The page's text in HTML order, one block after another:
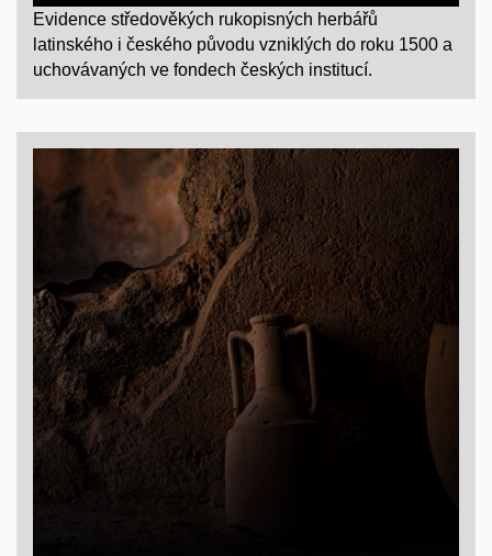
Evidence středověkých rukopisných herbářů
latinského i českého původu vzniklých do roku 1500 a
uchovávaných ve fondech českých institucí.